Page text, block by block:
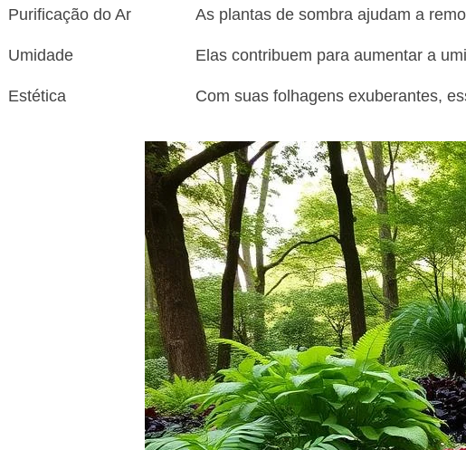
Purificação do Ar As plantas de sombra ajudam a
Umidade Elas contribuem para aumentar a
Estética Com suas folhagens exuberantes,